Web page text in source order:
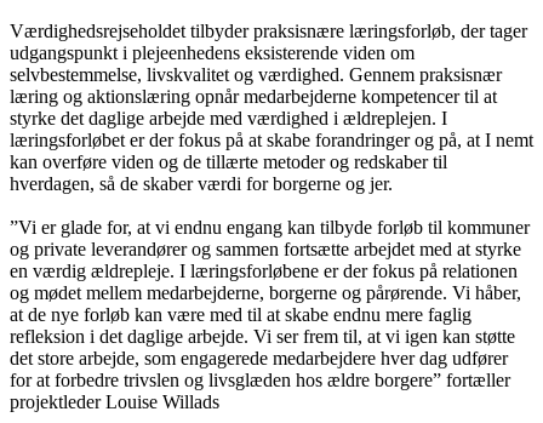
Værdighedsrejseholdet tilbyder praksisnære læringsforløb, der tager
udgangspunkt i plejeenhedens eksisterende viden om
selvbestemmelse, livskvalitet og værdighed. Gennem praksisnær
læring og aktionslæring opnår medarbejderne kompetencer til at
styrke det daglige arbejde med værdighed i ældreplejen. I
læringsforløbet er der fokus på at skabe forandringer og på, at I nemt
kan overføre viden og de tillærte metoder og redskaber til
hverdagen, så de skaber værdi for borgerne og jer.
”Vi er glade for, at vi endnu engang kan tilbyde forløb til kommuner
og private leverandører og sammen fortsætte arbejdet med at styrke
en værdig ældrepleje. I læringsforløbene er der fokus på relationen
og mødet mellem medarbejderne, borgerne og pårørende. Vi håber,
at de nye forløb kan være med til at skabe endnu mere faglig
refleksion i det daglige arbejde. Vi ser frem til, at vi igen kan støtte
det store arbejde, som engagerede medarbejdere hver dag udfører
for at forbedre trivslen og livsglæden hos ældre borgere” fortæller
projektleder Louise Willads